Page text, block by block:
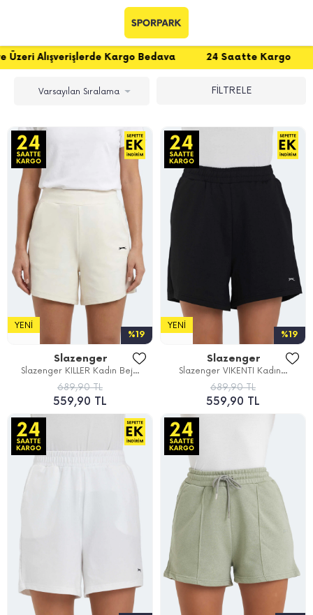
Kargo Bedava 24 Saatte Kargo Üye Ol
FİLTRELE
%19
YENI
Slazenger
Slazenger KILLER Kadın Bej...
689,90 TL
559,90 TL
%19
YENI
Slazenger
Slazenger VIKENTI Kadın...
689,90 TL
559,90 TL